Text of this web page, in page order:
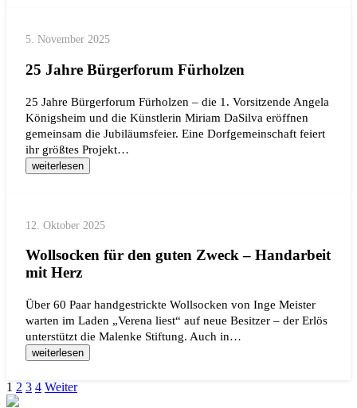
5. November 2025
25 Jahre Bürgerforum Fürholzen
25 Jahre Bürgerforum Fürholzen – die 1. Vorsitzende Angela
Königsheim und die Künstlerin Miriam DaSilva eröffnen
gemeinsam die Jubiläumsfeier. Eine Dorfgemeinschaft feiert
ihr größtes Projekt…
weiterlesen
12. Oktober 2025
Wollsocken für den guten Zweck – Handarbeit
mit Herz
Über 60 Paar handgestrickte Wollsocken von Inge Meister
warten im Laden „Verena liest“ auf neue Besitzer – der Erlös
unterstützt die Malenke Stiftung. Auch in…
weiterlesen
1 2 3 4 Weiter